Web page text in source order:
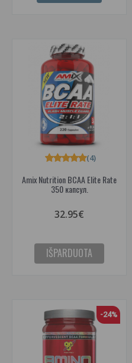
Amix Nutrition BCAA Elite Rate
350 капсул.
(4)
32.95€
IŠPARDUOTA
-24%